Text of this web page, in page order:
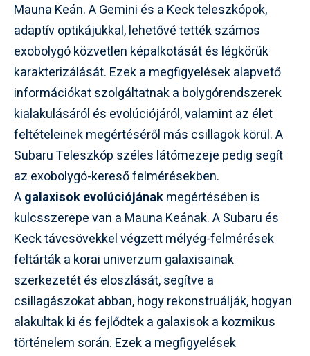
Mauna Keán. A Gemini és a Keck teleszkópok,
adaptív optikájukkal, lehetővé tették számos
exobolygó közvetlen képalkotását és légkörük
karakterizálását. Ezek a megfigyelések alapvető
információkat szolgáltatnak a bolygórendszerek
kialakulásáról és evolúciójáról, valamint az élet
feltételeinek megértéséről más csillagok körül. A
Subaru Teleszkóp széles látómezeje pedig segít
az exobolygó-kereső felmérésekben.
Agalaxisok evolúciójánakmegértésében is
kulcsszerepe van a Mauna Keának. A Subaru és
Keck távcsövekkel végzett mélyég-felmérések
feltárták a korai univerzum galaxisainak
szerkezetét és eloszlását, segítve a
csillagászokat abban, hogy rekonstruálják, hogyan
alakultak ki és fejlődtek a galaxisok a kozmikus
történelem során. Ezek a megfigyelések